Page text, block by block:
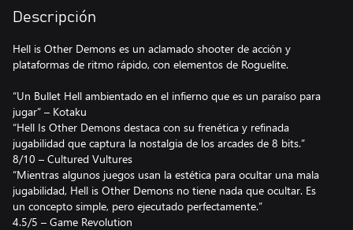
Descripción
Hell is Other Demons es un aclamado shooter de acción y
plataformas de ritmo rápido, con elementos de Roguelite.
“Un Bullet Hell ambientado en el infierno que es un paraíso para
jugar” – Kotaku
“Hell Is Other Demons destaca con su frenética y refinada
jugabilidad que captura la nostalgia de los arcades de 8 bits.”
8/10 – Cultured Vultures
“Mientras algunos juegos usan la estética para ocultar una mala
jugabilidad, Hell is Other Demons no tiene nada que ocultar. Es
un concepto simple, pero ejecutado perfectamente.”
4.5/5 – Game Revolution